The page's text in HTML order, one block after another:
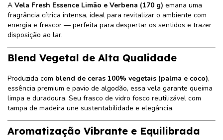
A Vela Fresh Essence Limão e Verbena (170 g) emana uma
fragrância cítrica intensa, ideal para revitalizar o ambiente com
energia e frescor — perfeita para despertar os sentidos e trazer
disposição ao lar.
Blend Vegetal de Alta Qualidade
Produzida com blend de ceras 100% vegetais (palma e coco),
essência premium e pavio de algodão, essa vela garante queima
limpa e duradoura. Seu frasco de vidro fosco reutilizável com
tampa de madeira une sustentabilidade e elegância.
Aromatização Vibrante e Equilibrada